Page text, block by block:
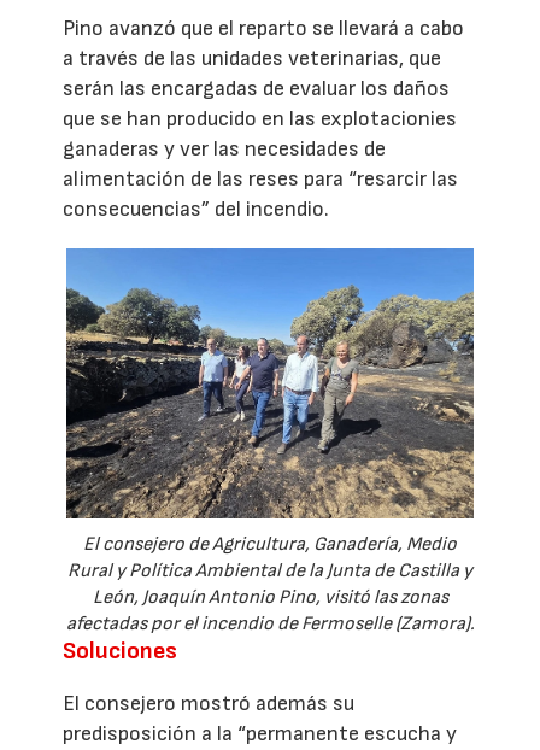
Pino avanzó que el reparto se llevará a cabo
a través de las unidades veterinarias, que
serán las encargadas de evaluar los daños
que se han producido en las explotacionies
ganaderas y ver las necesidades de
alimentación de las reses para “resarcir las
consecuencias” del incendio.
El consejero de Agricultura, Ganadería, Medio
Rural y Política Ambiental de la Junta de Castilla y
León, Joaquín Antonio Pino, visitó las zonas
afectadas por el incendio de Fermoselle (Zamora).
Soluciones
El consejero mostró además su
predisposición a la “permanente escucha y